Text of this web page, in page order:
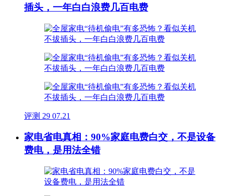
插头，一年白白浪费几百电费
评测 29 07.21
家电省电真相：90%家庭电费白交，不是设备
费电，是用法全错